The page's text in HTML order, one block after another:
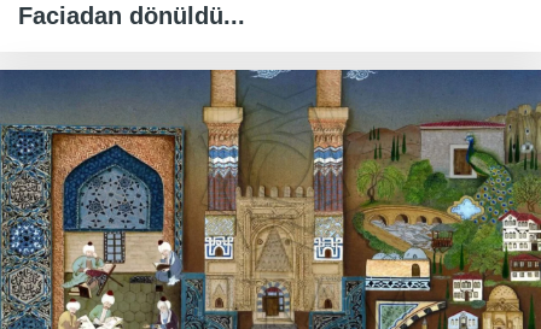
Faciadan dönüldü...